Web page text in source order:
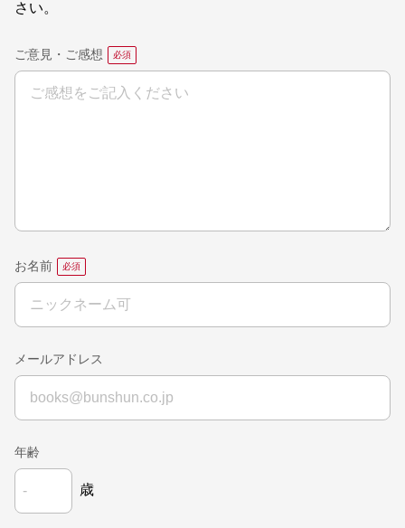
さい。
ご意見・ご感想
お名前
メールアドレス
年齢
歳